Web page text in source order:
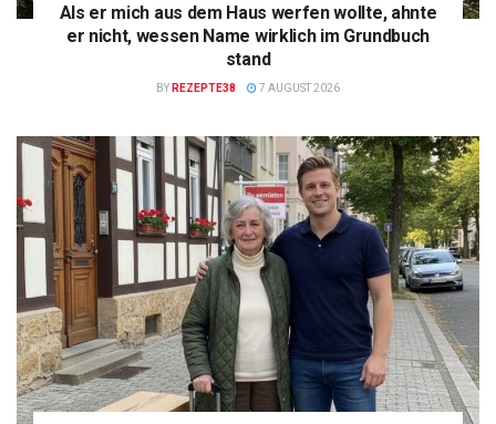
Als er mich aus dem Haus werfen wollte, ahnte
er nicht, wessen Name wirklich im Grundbuch
stand
BY REZEPTE38 7 AUGUST 2026